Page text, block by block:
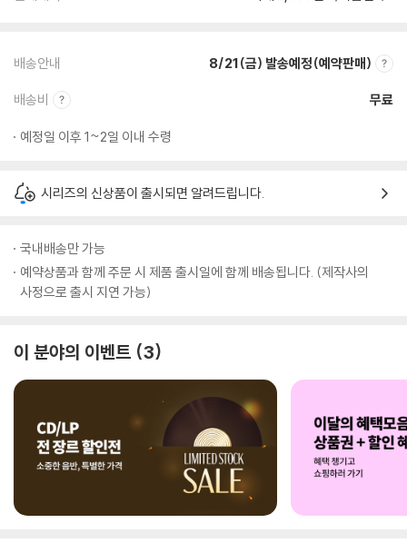
배송안내 8/21(금) 발송예정(예약판매)
배송비 무료
예정일 이후 1~2일 이내 수령
시리즈의 신상품이 출시되면 알려드립니다.
국내배송만 가능
예약상품과 함께 주문 시 제품 출시일에 함께 배송됩니다. (제작사의
사정으로 출시 지연 가능)
이 분야의 이벤트 3